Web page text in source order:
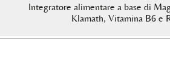
Integratore alimentare a base di
Klamath, Vitamina B6 e